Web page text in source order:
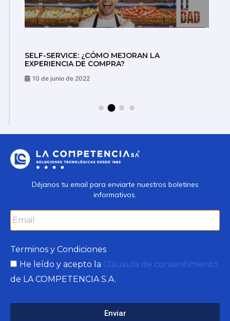
SELF-SERVICE: ¿CÓMO MEJORAN LA
EXPERIENCIA DE COMPRA?
10 de junio de 2022
Déjanos tu email para enviarte nuestros boletines
informativos.
Terminos y Condiciones
He leído y acepto la Cláusula de consentimiento
de LA COMPETENCIA S.A.
Enviar